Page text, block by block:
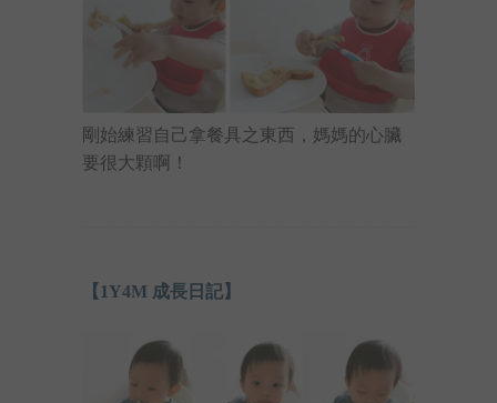
剛始練習自己拿餐具之東西，媽媽的心臟
要很大顆啊！
【1Y4M 成長日記】